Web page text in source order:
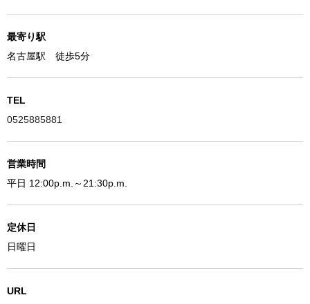
最寄り駅
名古屋駅 徒歩5分
TEL
0525885881
営業時間
平日 12:00p.m.～21:30p.m.
定休日
日曜日
URL